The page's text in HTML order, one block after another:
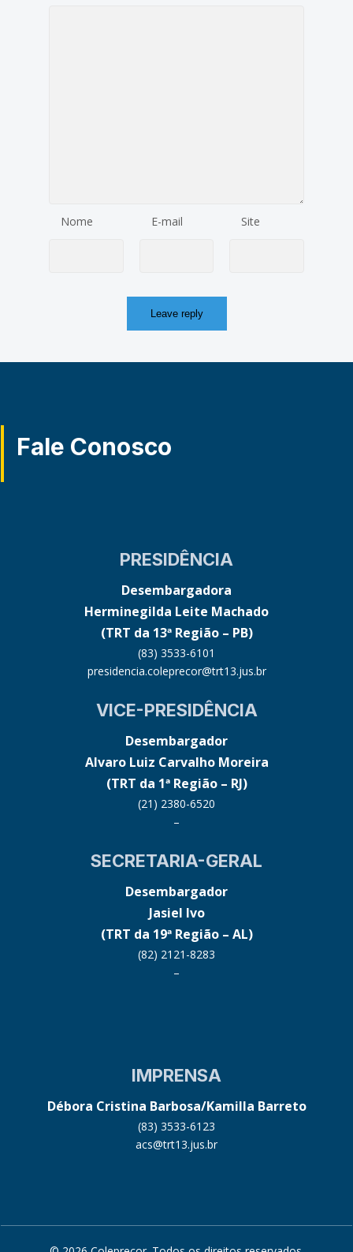
Nome E-mail Site
Fale Conosco
PRESIDÊNCIA
Desembargadora
Herminegilda Leite Machado
(TRT da 13ª Região – PB)
(83) 3533-6101
presidencia.coleprecor@trt13.jus.br
VICE-PRESIDÊNCIA
Desembargador
Alvaro Luiz Carvalho Moreira
(TRT da 1ª Região – RJ)
(21) 2380-6520
–
SECRETARIA-GERAL
Desembargador
Jasiel Ivo
(TRT da 19ª Região – AL)
(82) 2121-8283
–
IMPRENSA
Débora Cristina Barbosa/Kamilla Barreto
(83) 3533-6123
acs@trt13.jus.br